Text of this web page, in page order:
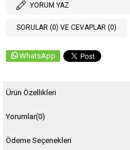
YORUM YAZ
SORULAR (0) VE CEVAPLAR (0)
WhatsApp
Ürün Özellikleri
Yorumlar(0)
Ödeme Seçenekleri